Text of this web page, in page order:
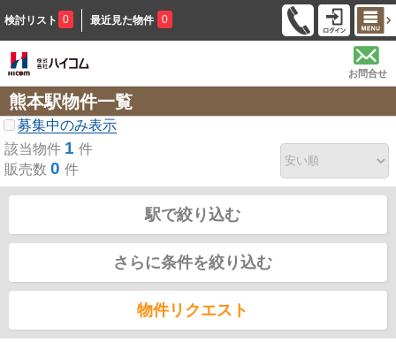
検討リスト 0 最近見た物件 0
お問合せ
熊本駅物件一覧
募集中のみ表示
該当物件 1 件
販売数 0 件
駅で絞り込む
さらに条件を絞り込む
物件リクエスト